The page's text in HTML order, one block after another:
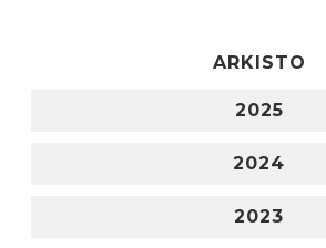
ARKISTO
2025
2024
2023